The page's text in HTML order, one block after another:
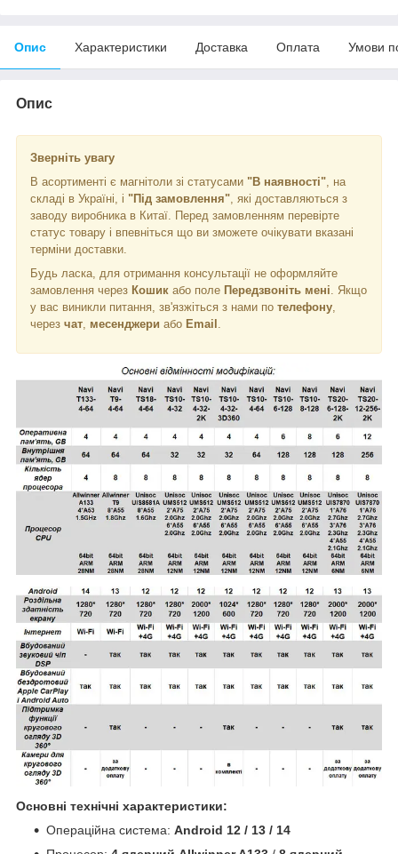
Опис Характеристики Доставка Оплата Умови
Опис
Зверніть увагу
В асортименті є магнітоли зі статусами "В наявності" , на
складі в Україні, і "Під замовлення" , які доставляються з
заводу виробника в Китаї. Перед замовленням перевірте
статус товару і впевніться що ви зможете очікувати вказані
терміни доставки.
Будь ласка, для отримання консультації не оформляйте
замовлення через Кошик або поле Передзвоніть мені . Якщо
у вас виникли питання, зв'язжіться з нами по телефону
через чат месенджери або Email
Основні технічні характеристики:
Операційна система: Android 12 / 13 / 14